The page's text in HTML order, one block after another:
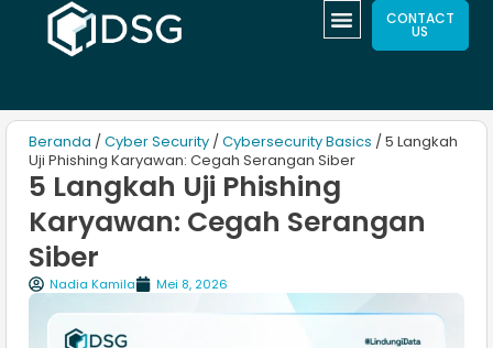
CONTACT
US
Beranda / Cyber Security / Cybersecurity Basics / 5 Langkah
Uji Phishing Karyawan: Cegah Serangan Siber
5 Langkah Uji Phishing
Karyawan: Cegah Serangan
Siber
Nadia Kamila Mei 8, 2026